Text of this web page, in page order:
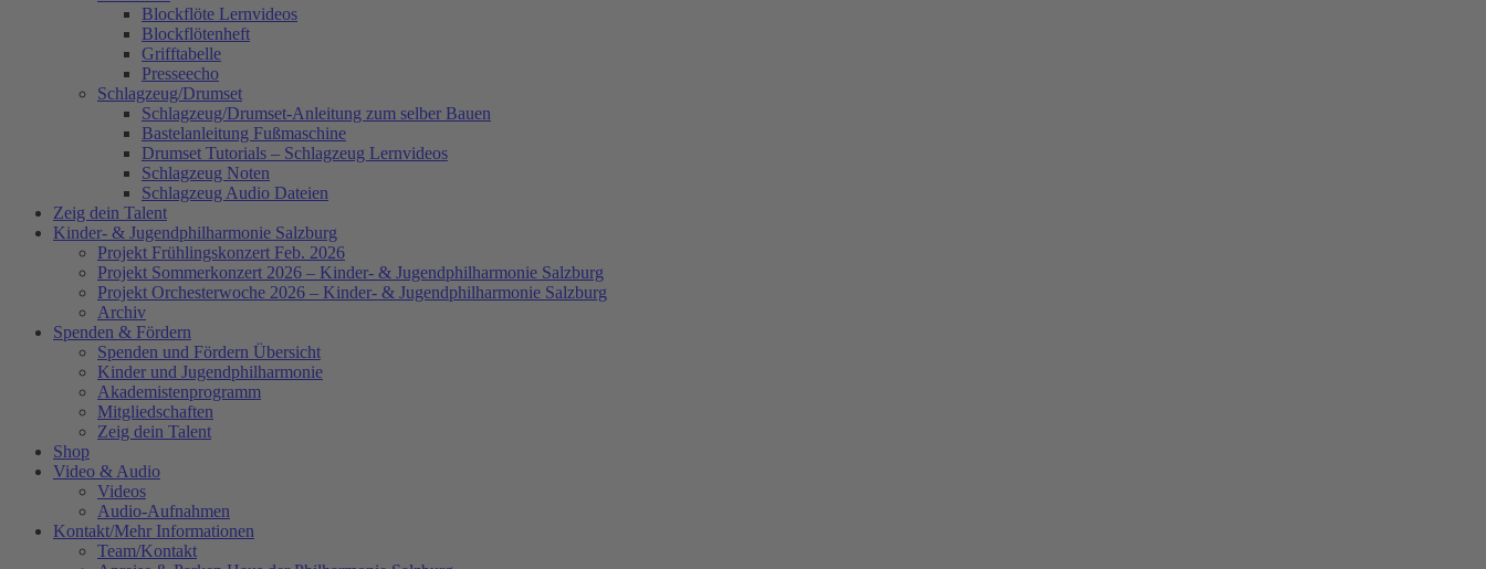
Blockflöte Lernvideos
Blockflötenheft
Grifftabelle
Presseecho
Schlagzeug/Drumset
Schlagzeug/Drumset-Anleitung zum selber Bauen
Bastelanleitung Fußmaschine
Drumset Tutorials – Schlagzeug Lernvideos
Schlagzeug Noten
Schlagzeug Audio Dateien
Zeig dein Talent
Kinder- & Jugendphilharmonie Salzburg
Projekt Frühlingskonzert Feb. 2026
Projekt Sommerkonzert 2026 – Kinder- & Jugendphilharmonie Salzburg
Projekt Orchesterwoche 2026 – Kinder- & Jugendphilharmonie Salzburg
Archiv
Spenden & Fördern
Spenden und Fördern Übersicht
Kinder und Jugendphilharmonie
Akademistenprogramm
Mitgliedschaften
Zeig dein Talent
Shop
Video & Audio
Videos
Audio-Aufnahmen
Kontakt/Mehr Informationen
Team/Kontakt